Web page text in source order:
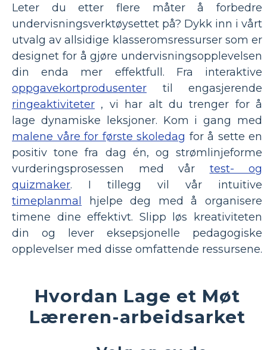
Leter du etter flere måter å forbedre
undervisningsverktøysettet på? Dykk inn i vårt
utvalg av allsidige klasseromsressurser som er
designet for å gjøre undervisningsopplevelsen
din enda mer effektfull. Fra interaktive
oppgavekortprodusenter til engasjerende
ringeaktiviteter , vi har alt du trenger for å
lage dynamiske leksjoner. Kom i gang med
malene våre for første skoledag for å sette en
positiv tone fra dag én, og strømlinjeforme
vurderingsprosessen med vår test- og
quizmaker. I tillegg vil vår intuitive
timeplanmal hjelpe deg med å organisere
timene dine effektivt. Slipp løs kreativiteten
din og lever eksepsjonelle pedagogiske
opplevelser med disse omfattende ressursene.
Hvordan Lage et Møt
Læreren-arbeidsarket